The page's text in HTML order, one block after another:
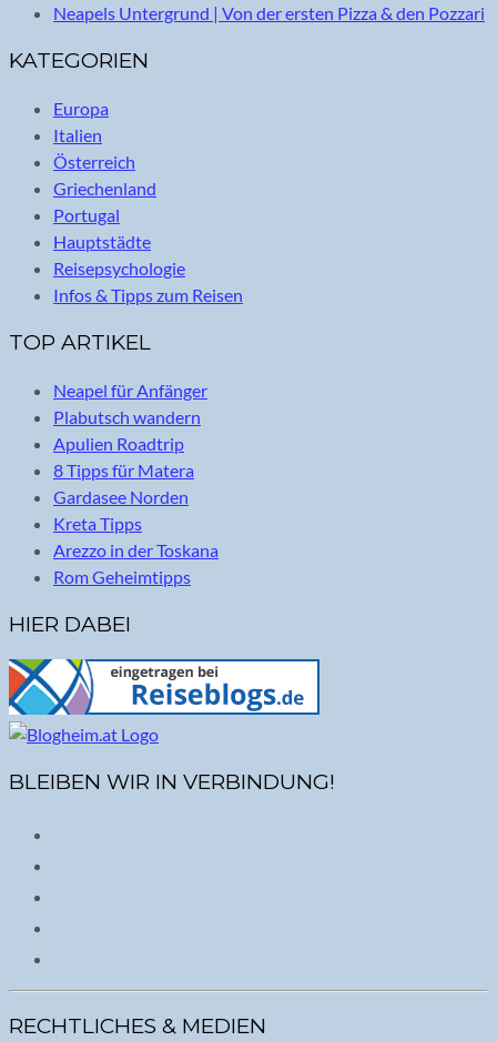
Neapels Untergrund | Von der ersten Pizza & den Pozzari
KATEGORIEN
Europa
Italien
Österreich
Griechenland
Portugal
Hauptstädte
Reisepsychologie
Infos & Tipps zum Reisen
TOP ARTIKEL
Neapel für Anfänger
Plabutsch wandern
Apulien Roadtrip
8 Tipps für Matera
Gardasee Norden
Kreta Tipps
Arezzo in der Toskana
Rom Geheimtipps
HIER DABEI
BLEIBEN WIR IN VERBINDUNG!
RECHTLICHES & MEDIEN